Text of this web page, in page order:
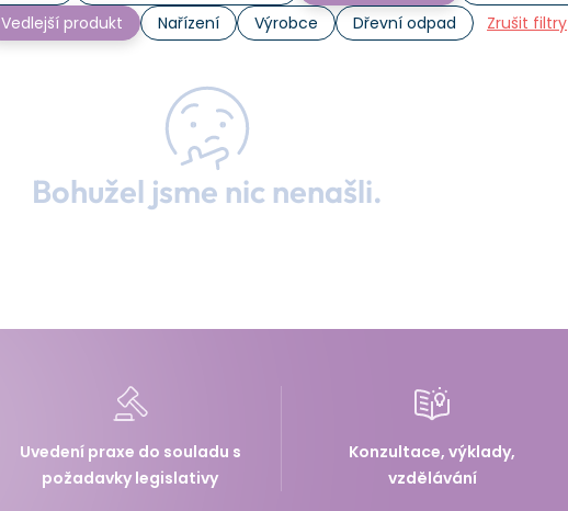
Vedlejší produkt Nařízení Výrobce Dřevní odpad Zrušit filtry
Bohužel jsme nic nenašli.
Uvedení praxe do souladu s
požadavky legislativy
Konzultace, výklady,
vzdělávání